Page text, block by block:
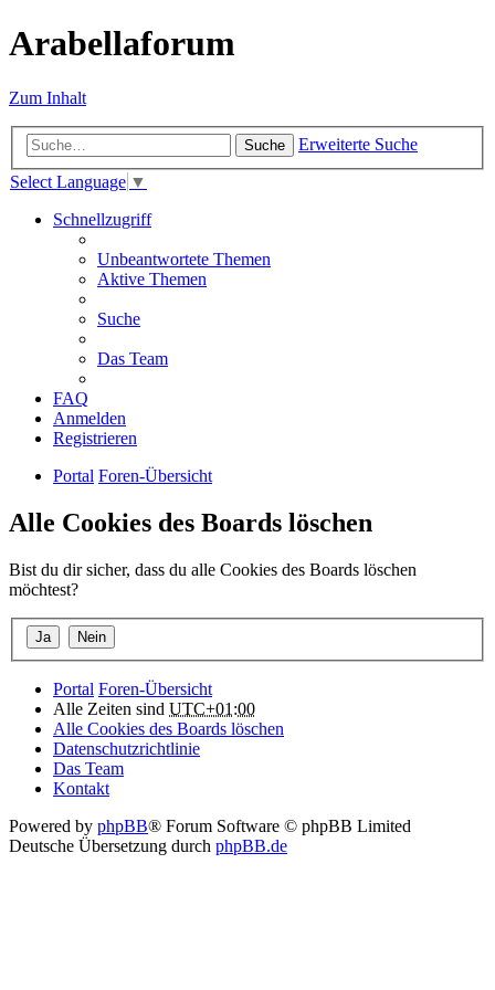
Arabellaforum
Zum Inhalt
Suche
Erweiterte Suche
Select Language ▼
Schnellzugriff
Unbeantwortete Themen
Aktive Themen
Suche
Das Team
FAQ
Anmelden
Registrieren
Portal Foren-Übersicht
Alle Cookies des Boards löschen
Bist du dir sicher, dass du alle Cookies des Boards löschen
möchtest?
Portal Foren-Übersicht
Alle Zeiten sind UTC+01:00
Alle Cookies des Boards löschen
Datenschutzrichtlinie
Das Team
Kontakt
Powered by phpBB® Forum Software © phpBB Limited
Deutsche Übersetzung durch phpBB.de